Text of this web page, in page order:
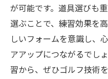
が可能です。道具選びも
選ぶことで、練習効果を
しいフォームを意識し、
アアップにつながるでし
習から、ぜひゴルフ技術